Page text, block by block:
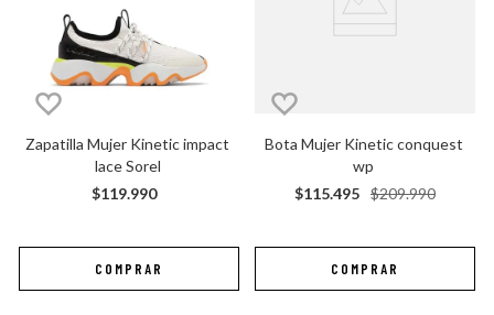
Zapatilla Mujer Kinetic impact
lace Sorel
$119.990
Bota Mujer Kinetic conquest
wp
$209.990
$115.495